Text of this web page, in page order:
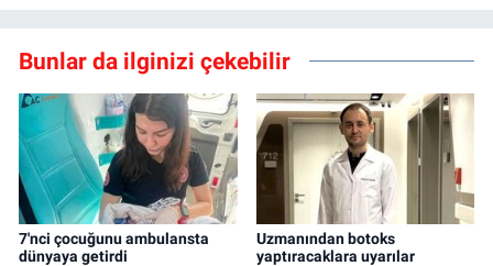
Bunlar da ilginizi çekebilir
7'nci çocuğunu ambulansta
dünyaya getirdi
Uzmanından botoks
yaptıracaklara uyarılar